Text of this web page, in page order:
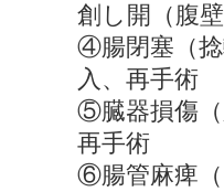
創し開（腹
④腸閉塞（
入、再手術
⑤臓器損傷
再手術
⑥腸管麻痺